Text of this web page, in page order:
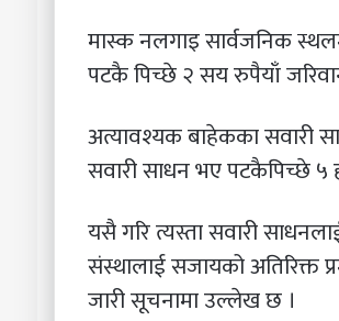
मास्क नलगाइ सार्वजनिक
पटकै पिच्छे २ सय रुपैयाँ
अत्यावश्यक बाहेकका सवारी
सवारी साधन भए पटकैपिच्छे ५
यसै गरि त्यस्ता सवारी
संस्थालाई सजायको अतिरिक्त
जारी सूचनामा उल्लेख छ ।